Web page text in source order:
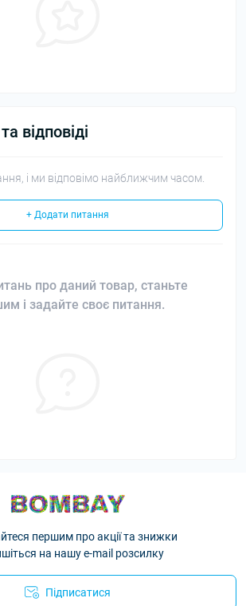
відповіді
і ми відповімо найближчим часом.
+ Додати питання
про даний товар, станьте
і задайте своє питання.
першим про акції та знижки
на нашу e-mail розсилку
Підписатися